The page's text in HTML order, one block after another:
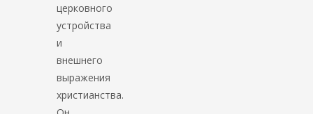
церковного
устройства
и
внешнего
выражения
христианства.